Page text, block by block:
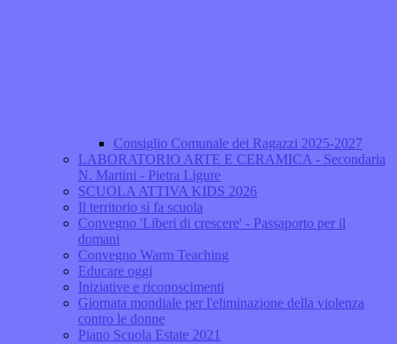
Consiglio Comunale dei Ragazzi 2025-2027
LABORATORIO ARTE E CERAMICA - Secondaria
N. Martini - Pietra Ligure
SCUOLA ATTIVA KIDS 2026
Il territorio si fa scuola
Convegno 'Liberi di crescere' - Passaporto per il
domani
Convegno Warm Teaching
Educare oggi
Iniziative e riconoscimenti
Giornata mondiale per l'eliminazione della violenza
contro le donne
Piano Scuola Estate 2021